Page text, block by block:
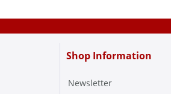
Shop Information
Newsletter